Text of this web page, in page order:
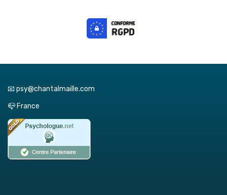
📧 psy@chantalmaille.com
📪 France